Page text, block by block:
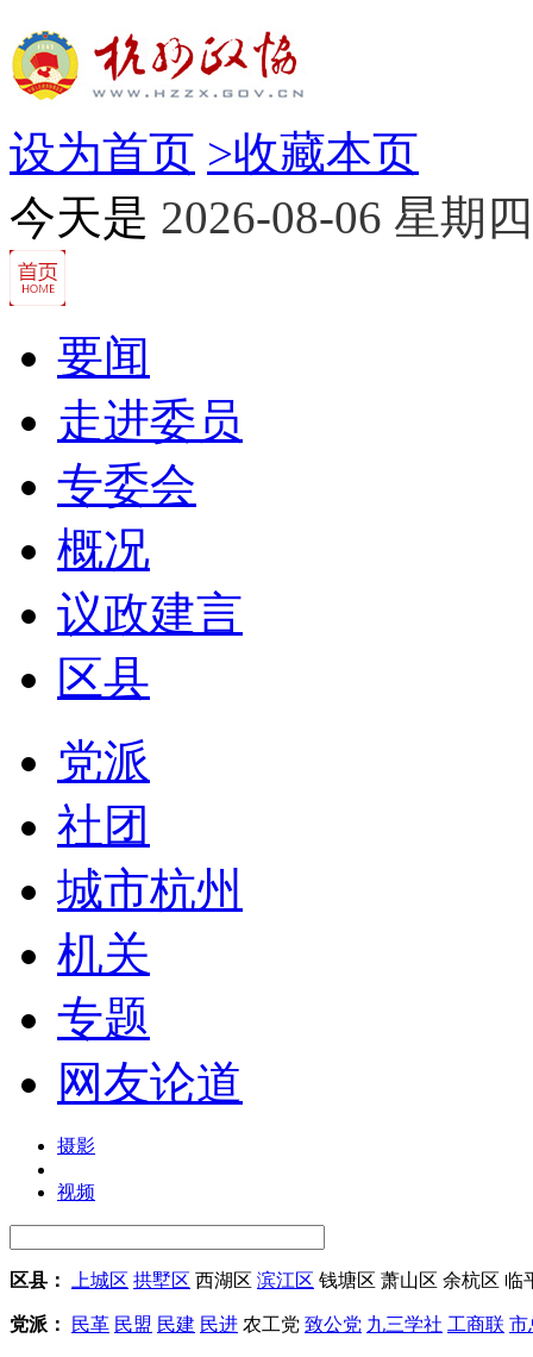
设为首页 >收藏本页
今天是 2026-08-06 星期四
要闻
走进委员
专委会
概况
议政建言
区县
党派
社团
城市杭州
机关
专题
网友论道
摄影
视频
区县： 上城区 拱墅区 西湖区 滨江区 钱塘区 萧山区 余杭区 临
党派： 民革 民盟 民建 民进 农工党 致公党 九三学社 工商联 市